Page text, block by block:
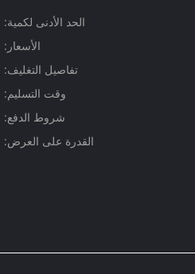
الحد الأدنى لكمية:
الأسعار:
تفاصيل التغليف:
وقت التسليم:
شروط الدفع:
القدرة على العرض: